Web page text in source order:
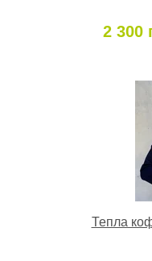
2 300
Тепла